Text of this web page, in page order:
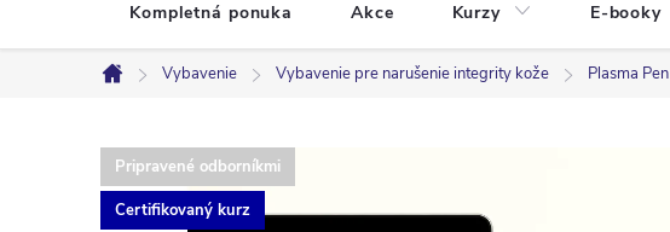
Kompletná ponuka Akce Kurzy E-booky
Domov
Vybavenie Vybavenie pre narušenie integrity kože Plasma Pen
Pripravené odborníkmi
Certifikovaný kurz